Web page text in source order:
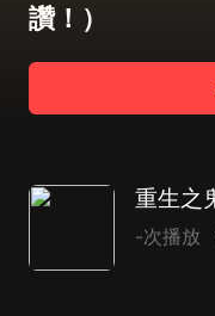
讚！）
-次播放